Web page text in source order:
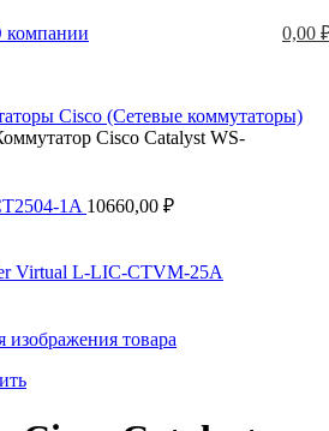
0,00
Cisco (Сетевые коммутаторы)
Cisco Catalyst WS-
1A 10660,00 ₽
Virtual L-LIC-CTVM-25A